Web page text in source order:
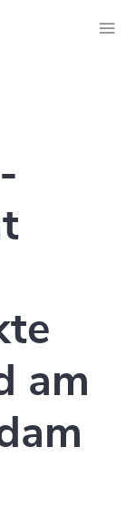
am